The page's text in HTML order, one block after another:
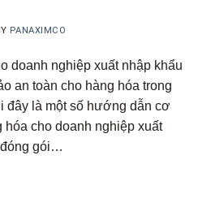
PANAXIMCO
doanh nghiệp xuất nhập khẩu
an toàn cho hàng hóa trong
đây là một số hướng dẫn cơ
hóa cho doanh nghiệp xuất
gói…